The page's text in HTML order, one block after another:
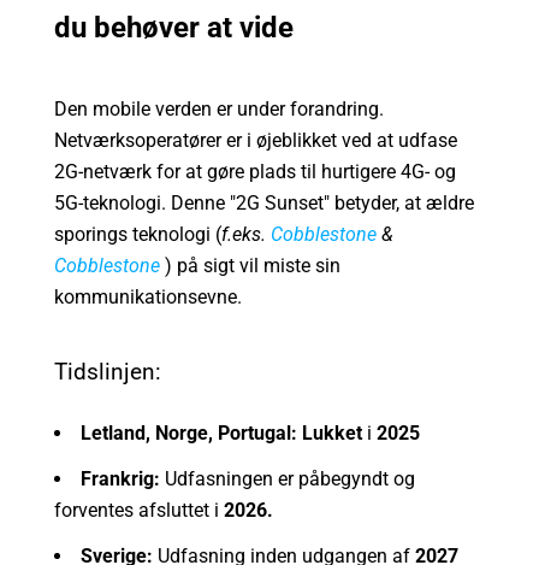
du behøver at vide
Den mobile verden er under forandring.
Netværksoperatører er i øjeblikket ved at udfase
2G-netværk for at gøre plads til hurtigere 4G- og
5G-teknologi. Denne "2G Sunset" betyder, at ældre
sporings teknologi (f.eks. Cobblestone &
Cobblestone ) på sigt vil miste sin
kommunikationsevne.
Tidslinjen:
Letland, Norge, Portugal: Lukket i 2025
Frankrig: Udfasningen er påbegyndt og
forventes afsluttet i 2026.
Sverige: Udfasning inden udgangen af 2027